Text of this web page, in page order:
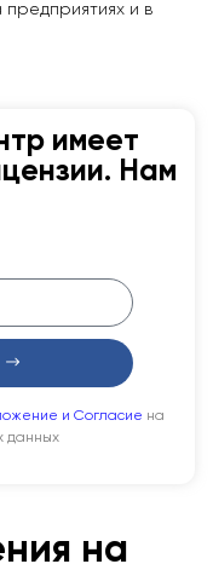
предприятиях и в
имеет
Нам
и Согласие на
данных
на